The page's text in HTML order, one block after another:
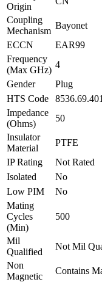
Origin
Coupling
Mechanism
Bayonet
ECCN
EAR99
Frequency
(Max GHz)
4
Gender
Plug
HTS Code
Impedance
(Ohms)
50
Insulator
Material
PTFE
IP Rating
Not Rated
Isolated
No
Low PIM
No
Mating
Cycles
(Min)
500
Mil
Qualified
Not Mil
Non
Magnetic
Contains